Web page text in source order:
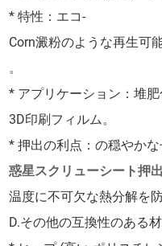
* 特性：エコ-
Corn澱粉のような再生可
。
* アプリケーション：堆
3D印刷フィルム。
* 押出の利点：の穏やかな
惑星スクリューシート押
温度に不可欠な熱分解を
D.その他の互換性のある